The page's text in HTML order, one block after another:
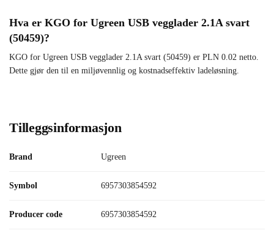
Hva er KGO for Ugreen USB vegglader 2.1A svart
(50459)?
KGO for Ugreen USB vegglader 2.1A svart (50459) er PLN 0.02 netto.
Dette gjør den til en miljøvennlig og kostnadseffektiv ladeløsning.
Tilleggsinformasjon
Brand Ugreen
Symbol 6957303854592
Producer code 6957303854592